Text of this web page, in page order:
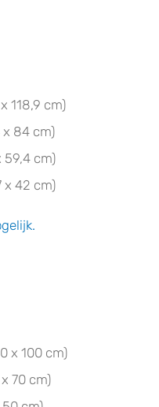
118,9 cm)
x 84 cm)
59,4 cm)
x 42 cm)
x 100 cm)
70 cm)